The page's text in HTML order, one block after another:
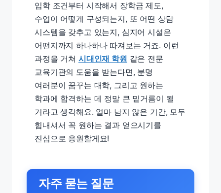
입학 조건부터 시작해서 장학금 제도,
수업이 어떻게 구성되는지, 또 어떤 상담
시스템을 갖추고 있는지, 심지어 시설은
어떤지까지 하나하나 따져보는 거죠. 이런
과정을 거쳐 시대인재 학원 같은 전문
교육기관의 도움을 받는다면, 분명
여러분이 꿈꾸는 대학, 그리고 원하는
학과에 합격하는 데 정말 큰 밑거름이 될
거라고 생각해요. 얼마 남지 않은 기간, 모두
힘내셔서 꼭 원하는 결과 얻으시기를
진심으로 응원할게요!
자주 묻는 질문